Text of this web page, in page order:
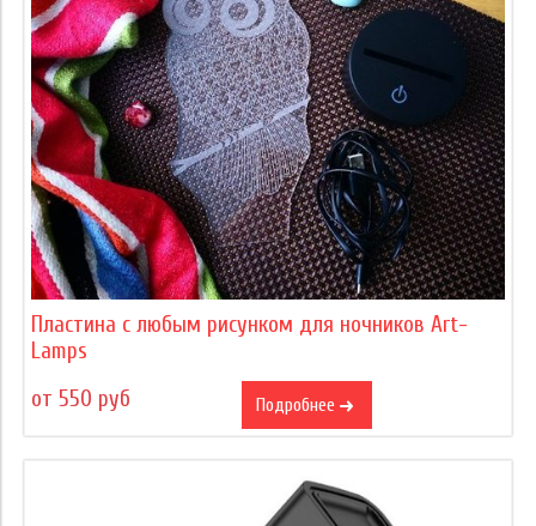
Пластина с любым рисунком для ночников Art-
Lamps
от 550 руб
Подробнее